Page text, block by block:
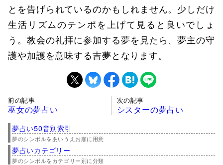
とを告げられているのかもしれません。少しだけ
生活リズムのテンポを上げて見ると良いでしょ
う。教会の礼拝に参加する夢を見たら、夢主の守
護や加護を意味する吉夢となります。
前の記事
巫女の夢占い
次の記事
シスターの夢占い
夢占い50音別索引
夢のシンボルをあいうえお順に用意
夢占いカテゴリー
夢のシンボルをカテゴリー別に分類